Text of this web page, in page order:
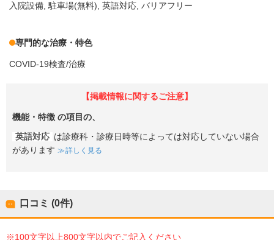
入院設備 駐車場(無料) 英語対応 バリアフリー
専門的な治療・特色
COVID-19検査/治療
【掲載情報に関するご注意】
機能・特徴 の項目の、
英語対応 は診療科・診療日時等によっては対応していない場合
があります
詳しく見る
口コミ (0件)
※100文字以上800文字以内でご記入ください